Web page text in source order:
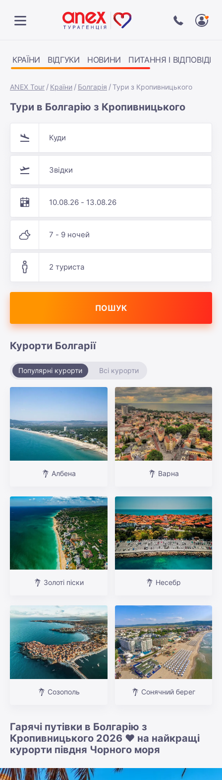
КРАЇНИ ВІДГУКИ НОВИНИ ПИТАННЯ І ВІДПОВІДІ
ANEX Tour Країни Болгарія Тури з Кропивницького
Тури в Болгарію з Кропивницького
Куди
Звідки
10.08.26 - 13.08.26
7 - 9 ночей
2 туриста
ПОШУК
Курорти Болгарії
Популярні курорти Всі курорти
Албена Варна
Золоті піски Несебр
Созополь Сонячний берег
Гарячі путівки в Болгарію з
Кропивницького 2026 ❤️ на найкращі
курорти півдня Чорного моря